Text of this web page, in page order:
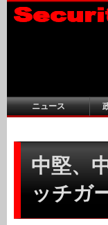
ニュース
中堅、
ッチガ